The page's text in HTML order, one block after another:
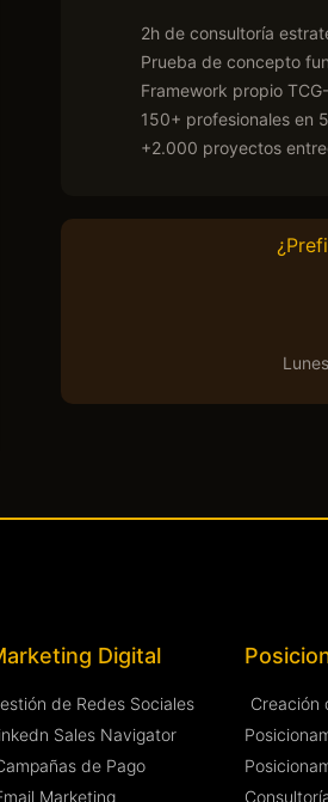
2h de consultoría
Prueba de concepto
Framework propio
150+ profesionales en
+2.000 proyectos
Digital
de Redes Sociales
Sales Navigator
de Pago
Marketing
Creación